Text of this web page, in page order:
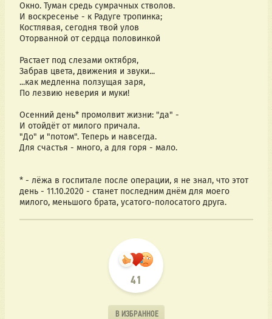
Окно. Туман средь сумрачных стволов.
И воскресенье - к Радуге тропинка;
Костлявая, сегодня твой улов
Оторванной от сердца половинкой
Растает под слезами октября,
Забрав цвета, движения и звуки...
...как медленна ползущая заря,
По лезвию неверия и муки!
Осенний день* промолвит жизни: "да" -
И отойдёт от милого причала.
"До" и "потом". Теперь и навсегда.
Для счастья - много, а для горя - мало.
* - лёжа в госпитале после операции, я не знал, что этот
день - 11.10.2020 - станет последним днём для моего
милого, меньшого брата, усатого-полосатого друга.
41
В ИЗБРАННОЕ